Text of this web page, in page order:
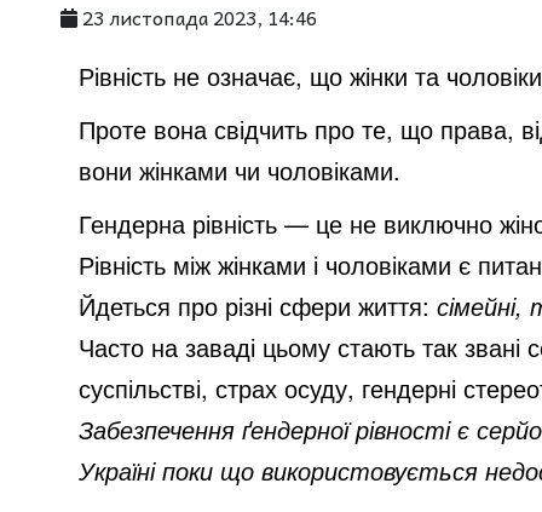
23 листопада 2023, 14:46
Рівність не означає, що жінки та чоловіки
Проте вона свідчить про те, що права,
вони жінками чи чоловіками.
Гендерна рівність — це не виключно
Рівність між жінками і чоловіками є
Йдеться про різнісфери життя:сімейні,
Часто на заваді цьому стають так звані
суспільстві, страх осуду, гендерні
Забезпечення ґендерної рівності є
Україні поки що використовується